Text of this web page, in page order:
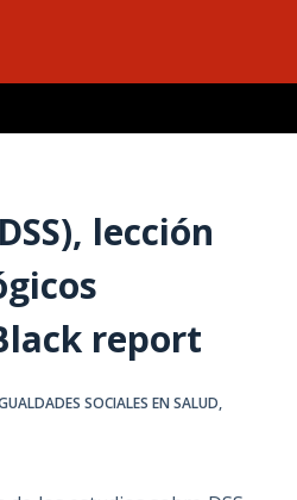
lección
report
SOCIALES EN SALUD,